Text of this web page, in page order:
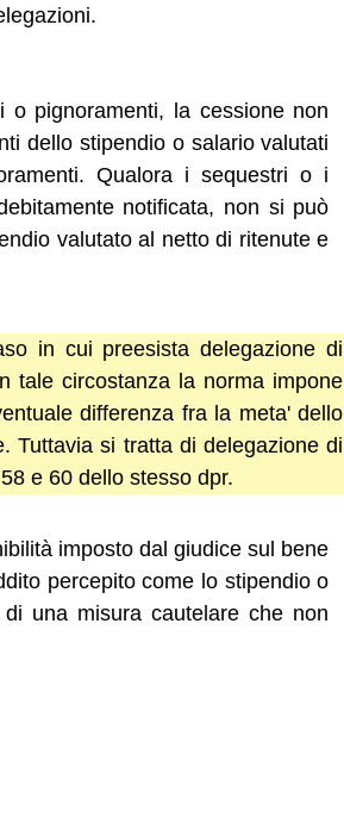
o pignoramenti, la cessione non
dello stipendio o salario valutati
Qualora i sequestri o i
notificata, non si può
valutato al netto di ritenute e
in cui preesista delegazione di
tale circostanza la norma impone
differenza fra la meta' dello
Tuttavia si tratta di delegazione di
e 60 dello stesso dpr.
imposto dal giudice sul bene
percepito come lo stipendio o
una misura cautelare che non